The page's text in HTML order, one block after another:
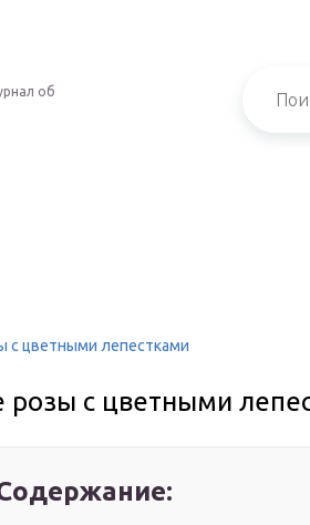
об
с цветными лепестками
розы с цветными